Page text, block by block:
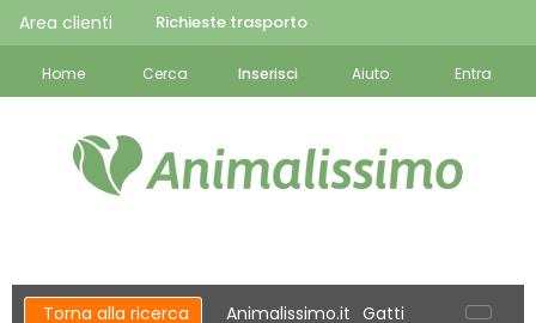
Area clienti Richieste trasporto
Home Cerca Inserisci Aiuto Entra
Torna alla ricerca Animalissimo.it Gatti